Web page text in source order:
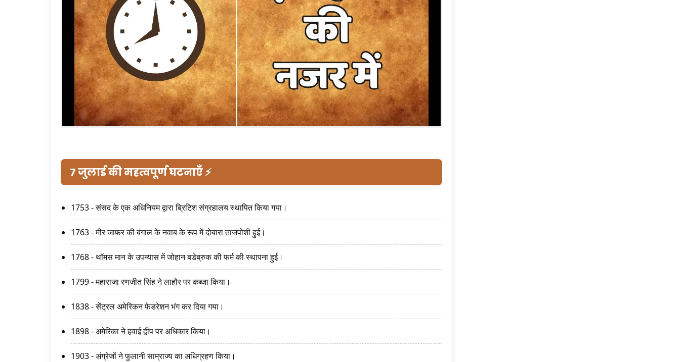
7 जुलाई की महत्वपूर्ण घटनाएँ ⚡
1753 - संसद के एक अधिनियम द्वारा ब्रिटिश संग्रहालय स्थापित किया गया।
1763 - मीर जाफर की बंगाल के नवाब के रूप में दोबारा ताजपोशी हुई।
1768 - थॉमस मान के उपन्यास में जोहान बडेब्रुक की फर्म की स्थापना हुई।
1799 - महाराजा रणजीत सिंह ने लाहौर पर कब्जा किया।
1838 - सेंट्रल अमेरिकन फेडरेशन भंग कर दिया गया।
1898 - अमेरिका ने हवाई द्वीप पर अधिकार किया।
1903 - अंग्रेजों ने फुलानी साम्राज्य का अधिग्रहण किया।